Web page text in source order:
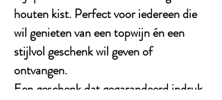
houten kist. Perfect voor iedereen die
wil genieten van een topwijn én een
stijlvol geschenk wil geven of
ontvangen.
Een geschenk dat gegarandeerd indruk